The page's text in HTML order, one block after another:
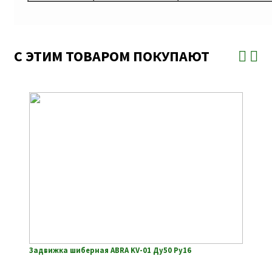
С ЭТИМ ТОВАРОМ ПОКУПАЮТ
Задвижка шиберная ABRA KV-01 Ду50 Ру16